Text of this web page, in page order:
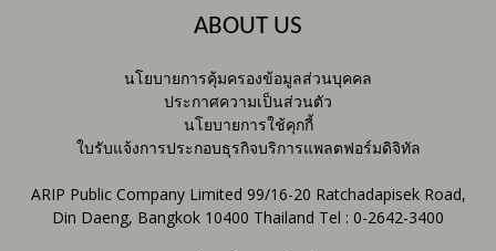
ABOUT US
นโยบายการคุ้มครองข้อมูลส่วนบุคคล
ประกาศความเป็นส่วนตัว
นโยบายการใช้คุกกี้
ใบรับแจ้งการประกอบธุรกิจบริการแพลตฟอร์มดิจิทัล
ARIP Public Company Limited 99/16-20 Ratchadapisek Road,
Din Daeng, Bangkok 10400 Thailand Tel : 0-2642-3400